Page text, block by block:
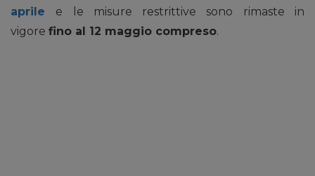
aprile e le misure restrittive sono rimaste in
vigore fino al 12 maggio compreso.